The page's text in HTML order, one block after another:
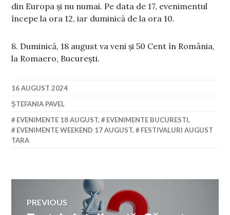
din Europa și nu numai. Pe data de 17, evenimentul
începe la ora 12, iar duminică de la ora 10.
8. Duminică, 18 august va veni și 50 Cent în România,
la Romaero, București.
16 AUGUST 2024
ȘTEFANIA PAVEL
EVENIMENTE 18 AUGUST, EVENIMENTE BUCURESTI,
EVENIMENTE WEEKEND 17 AUGUST,
FESTIVALURI AUGUST
TARA
Navigare
PREVIOUS